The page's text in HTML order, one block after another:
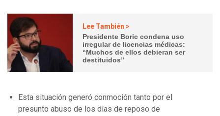
Lee También >
Presidente Boric condena uso
irregular de licencias médicas:
“Muchos de ellos debieran ser
destituidos”
Esta situación generó conmoción tanto por el
presunto abuso de los días de reposo de